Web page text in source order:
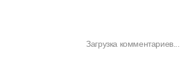
Загрузка комментариев...